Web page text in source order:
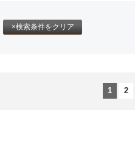
×検索条件をクリア
1 2